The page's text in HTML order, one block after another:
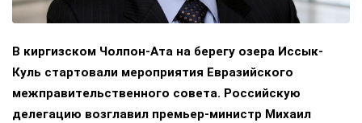
В киргизском Чолпон-Ата на берегу озера Иссык-
Куль стартовали мероприятия Евразийского
межправительственного совета. Российскую
делегацию возглавил премьер-министр Михаил